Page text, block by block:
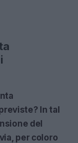
In tal
del
per coloro